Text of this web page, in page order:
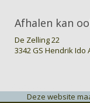
Afhalen kan
De Zelling 22
3342 GS Hendrik Ido
Deze website